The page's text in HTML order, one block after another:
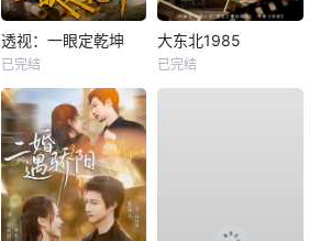
透视：一眼定乾坤
已完结
大东北1985
已完结